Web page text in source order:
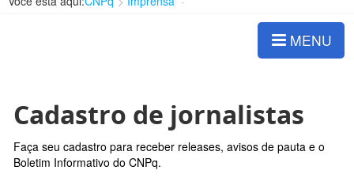
MENU
Cadastro de jornalistas
Faça seu cadastro para receber releases, avisos de pauta e o
Boletim Informativo do CNPq.